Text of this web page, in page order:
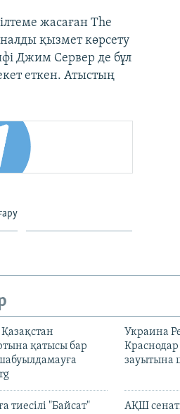
жасаған The
қызмет көрсету
Джим Сервер де бұл
еткен. Атыстың
қатысы бар
Украина
зауытына
тиесілі "Байсат"
АҚШ